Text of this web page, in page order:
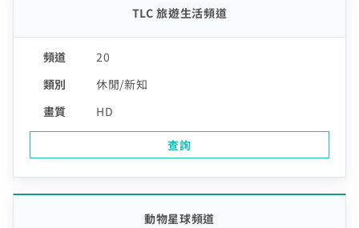
20
TLC 旅遊生活頻道
休閒/新知
HD
查詢
動物星球頻道